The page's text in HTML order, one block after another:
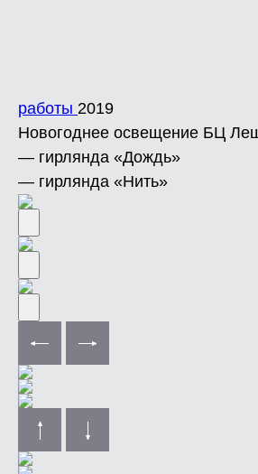
работы 2019
Новогоднее освещение БЦ
— гирлянда «Дождь»
— гирлянда «Нить»